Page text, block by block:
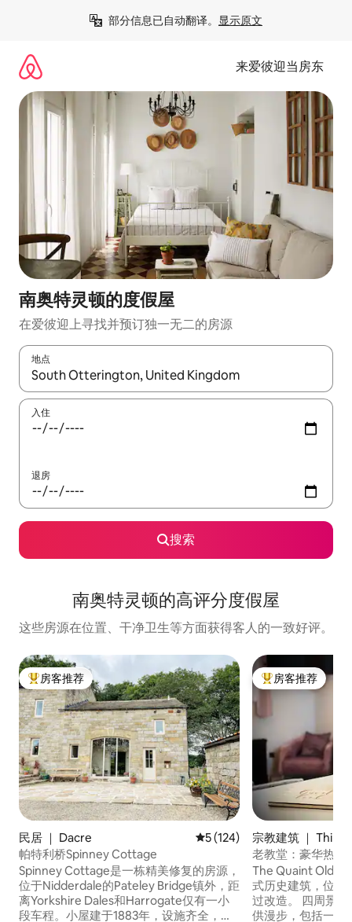
部分信息已自动翻译。 显示原文
来爱彼迎当房东
南奥特灵顿的度假屋
在爱彼迎上寻找并预订独一无二的房源
地点
如有搜索结果，请使用上下方向键查看，或通过点击或滑动手势
入住
退房
搜索
南奥特灵顿的高评分度假屋
这些房源在位置、干净卫生等方面获得客人的一致好评。
热门「房客推荐」
房客推荐
民居 ｜ Dacre 平均评分 5 分（满分 5 分），
5 (124)
帕特利桥Spinney Cottage
Spinney Cottage是一栋精美修复的房源，
位于Nidderdale的Pateley Bridge镇外，距
离Yorkshire Dales和Harrogate仅有一小
段车程。小屋建于1883年，设施齐全，配
热门「房客推荐」
房客推荐
宗教建筑 ｜ Thirsk
老教堂：豪华热水
The Quaint Old
式历史建筑，位于
过改造。 四周景
供漫步，包括一条